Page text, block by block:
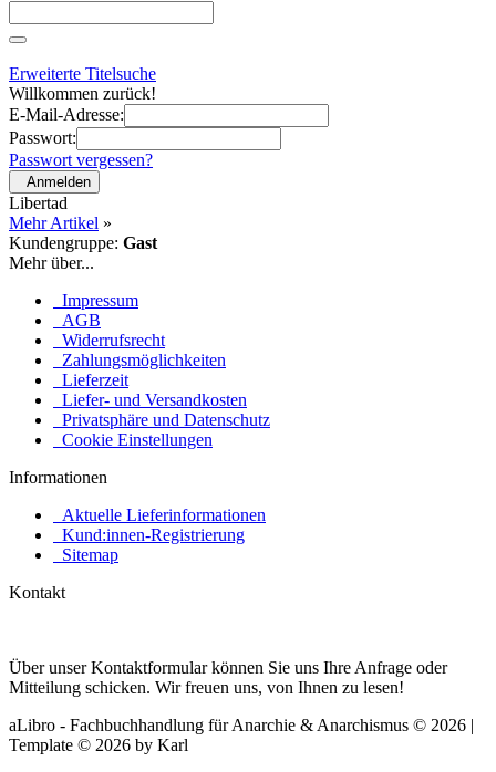
Erweiterte Titelsuche
Willkommen zurück!
E-Mail-Adresse:
Passwort:
Passwort vergessen?
Anmelden
Libertad
Mehr Artikel »
Kundengruppe: Gast
Mehr über...
Impressum
AGB
Widerrufsrecht
Zahlungsmöglichkeiten
Lieferzeit
Liefer- und Versandkosten
Privatsphäre und Datenschutz
Cookie Einstellungen
Informationen
Aktuelle Lieferinformationen
Kund:innen-Registrierung
Sitemap
Kontakt
Über unser Kontaktformular können Sie uns Ihre Anfrage oder
Mitteilung schicken. Wir freuen uns, von Ihnen zu lesen!
aLibro - Fachbuchhandlung für Anarchie & Anarchismus © 2026 |
Template © 2026 by Karl